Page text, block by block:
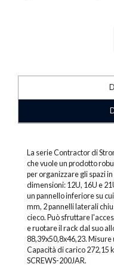
La serie Contractor di
che vuole un prodotto
per organizzare gli spazi
dimensioni: 12U, 16U e
un pannello inferiore su
mm, 2 pannelli laterali
cieco. Può sfruttare
e ruotare il rack dal suo
88,39x50,8x46,23. Misure
Capacità di carico 272,15
SCREWS-200JAR.